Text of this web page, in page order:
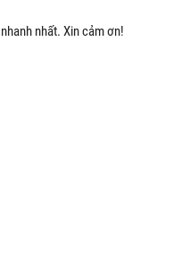
nhất. Xin cảm ơn!